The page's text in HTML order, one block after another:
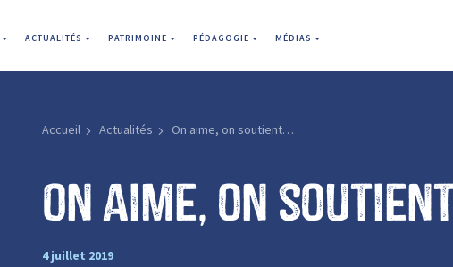
ACTUALITÉS PATRIMOINE PÉDAGOGIE MÉDIAS
Accueil Actualités On aime, on soutient…
On aime, on
4 juillet 2019